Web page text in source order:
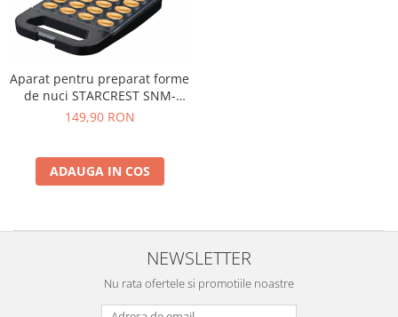
Aparat pentru preparat forme
de nuci STARCREST SNM-
4024BX, 24 forme, 1400W,
149,90 RON
ADAUGA IN COS
NEWSLETTER
Nu rata ofertele si promotiile noastre